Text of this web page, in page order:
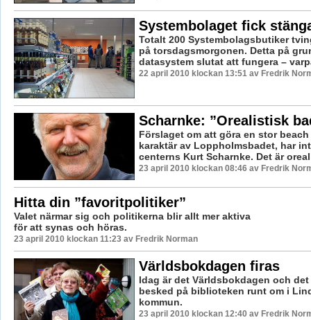
Systembolaget fick
Totalt 200 Systembolagsbutiker
på torsdagsmorgonen. Detta på
datasystem slutat att fungera –
22 april 2010 klockan 13:51 av Fredrik
Scharnke: ”Orealistisk
Förslaget om att göra en stor
karaktär av Loppholmsbadet, har
centerns Kurt Scharnke. Det är
23 april 2010 klockan 08:46 av Fredrik
Hitta din ”favoritpolitiker”
Valet närmar sig och politikerna blir allt mer aktiva
för att synas och höras.
23 april 2010 klockan 11:23 av Fredrik Norman
Världsbokdagen firas
Idag är det Världsbokdagen och
besked på biblioteken runt om i
kommun.
23 april 2010 klockan 12:40 av Fredrik